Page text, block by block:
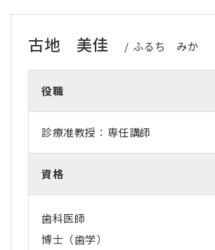
古地 美佳 ふるち みか
役職
診療准教授：専任講師
資格
歯科医師
博士（歯学）